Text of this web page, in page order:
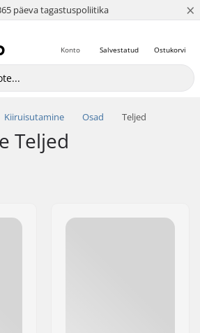
päeva tagastuspoliitika
4.8 paljaks 5 ×
Ostukorvi
Salvestatud
Konto
Kiiruisutamine Osad Teljed
Teljed